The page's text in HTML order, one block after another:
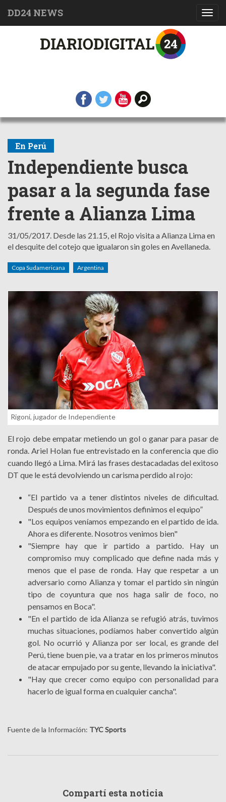
DD24 NEWS
En Perú
Independiente busca
pasar a la segunda fase
frente a Alianza Lima
31/05/2017. Desde las 21.15, el Rojo visita a Alianza Lima en
el desquite del cotejo que igualaron sin goles en Avellaneda.
Copa Sudamericana Argentina
Rigoni, jugador de Independiente
El rojo debe empatar metiendo un gol o ganar para pasar de
ronda. Ariel Holan fue entrevistado en la conferencia que dio
cuando llegó a Lima. Mirá las frases destacadadas del exitoso
DT que le está devolviendo un carisma perdido al rojo:
“El partido va a tener distintos niveles de dificultad.
Después de unos movimientos definimos el equipo”
"Los equipos veníamos empezando en el partido de ida.
Ahora es diferente. Nosotros venimos bien"​
"Siempre hay que ir partido a partido. Hay un
compromiso muy complicado que define nada más y
menos que el pase de ronda. Hay que respetar a un
adversario como Alianza y tomar el partido sin ningún
tipo de coyuntura que nos haga salir de foco, no
pensamos en Boca".
"En el partido de ida Alianza se refugió atrás, tuvimos
muchas situaciones, podíamos haber convertido algún
gol. No ocurrió y Alianza por ser local, es grande del
Perú, tiene buen pie, va a tratar en los primeros minutos
de atacar empujado por su gente, llevando la iniciativa".
"Hay que crecer como equipo con personalidad para
hacerlo de igual forma en cualquier cancha".
Fuente de la Información: TYC Sports
Compartí esta noticia